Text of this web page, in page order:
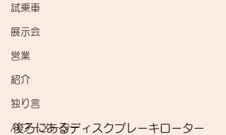
試乗車
展示会
営業
紹介
独り言
パワーメーター
後ろにあるディスクブレーキローター